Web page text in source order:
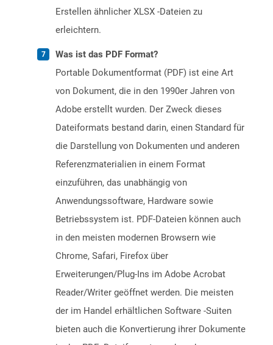
Erstellen ähnlicher XLSX -Dateien zu
erleichtern.
Was ist das PDF Format?
Portable Dokumentformat (PDF) ist eine Art
von Dokument, die in den 1990er Jahren von
Adobe erstellt wurden. Der Zweck dieses
Dateiformats bestand darin, einen Standard für
die Darstellung von Dokumenten und anderen
Referenzmaterialien in einem Format
einzuführen, das unabhängig von
Anwendungssoftware, Hardware sowie
Betriebssystem ist. PDF-Dateien können auch
in den meisten modernen Browsern wie
Chrome, Safari, Firefox über
Erweiterungen/Plug-Ins im Adobe Acrobat
Reader/Writer geöffnet werden. Die meisten
der im Handel erhältlichen Software -Suiten
bieten auch die Konvertierung ihrer Dokumente